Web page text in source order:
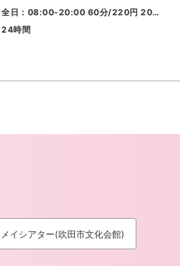
全日：08:00-20:00 60分/220円 20…
24時間
メイシアター(吹田市文化会館)